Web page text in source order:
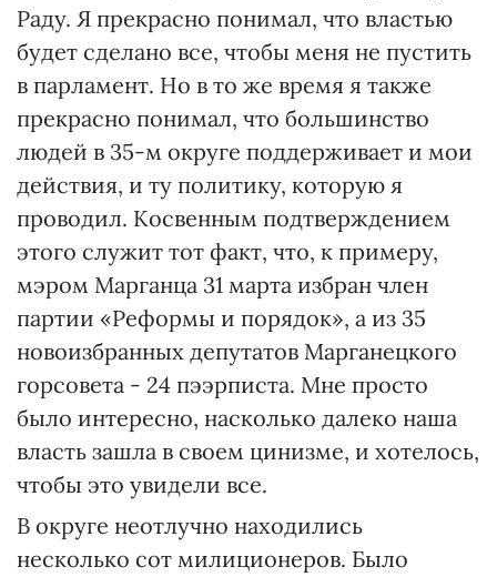
Раду. Я прекрасно понимал, что властью
будет сделано все, чтобы меня не пустить
в парламент. Но в то же время я также
прекрасно понимал, что большинство
людей в 35-м округе поддерживает и мои
действия, и ту политику, которую я
проводил. Косвенным подтверждением
этого служит тот факт, что, к примеру,
мэром Марганца 31 марта избран член
партии «Реформы и порядок», а из 35
новоизбранных депутатов Марганецкого
горсовета - 24 пээрписта. Мне просто
было интересно, насколько далеко наша
власть зашла в своем цинизме, и хотелось,
чтобы это увидели все.
В округе неотлучно находились
несколько сот милиционеров. Было